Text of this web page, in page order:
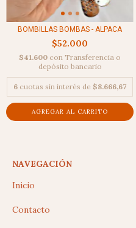
BOMBILLAS BOMBAS - ALPACA
$52.000
$41.600 con Transferencia o
depósito bancario
6 cuotas sin interés de $8.666,67
AGREGAR AL CARRITO
NAVEGACIÓN
Inicio
Contacto